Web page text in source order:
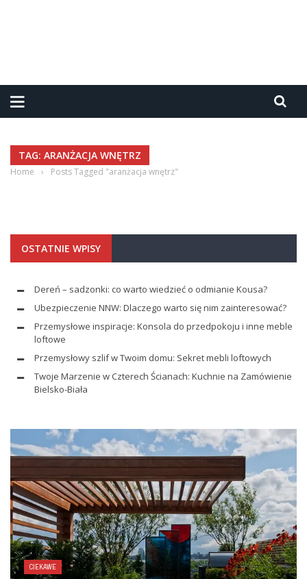
TAG: ARANŻACJA WNĘTRZ
Home › Posts Tagged "aranżacja wnętrz"
OSTATNIE WPISY
Dereń – sadzonki: co warto wiedzieć o odmianie Kousa?
Ubezpieczenie NNW: Dlaczego warto się nim zainteresować?
Przemysłowe inspiracje: Konsola do przedpokoju i inne meble
loftowe
Przemysłowy szlif w Twoim domu: Sekret mebli loftowych
Twoje Marzenie w Czterech Ścianach: Kuchnie na Zamówienie
Bielsko-Biała
CIEKAWE